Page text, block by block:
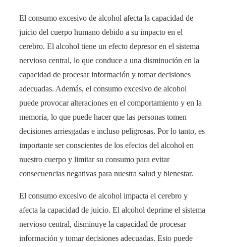
El consumo excesivo de alcohol afecta la capacidad de
juicio del cuerpo humano debido a su impacto en el
cerebro. El alcohol tiene un efecto depresor en el sistema
nervioso central, lo que conduce a una disminución en la
capacidad de procesar información y tomar decisiones
adecuadas. Además, el consumo excesivo de alcohol
puede provocar alteraciones en el comportamiento y en la
memoria, lo que puede hacer que las personas tomen
decisiones arriesgadas e incluso peligrosas. Por lo tanto, es
importante ser conscientes de los efectos del alcohol en
nuestro cuerpo y limitar su consumo para evitar
consecuencias negativas para nuestra salud y bienestar.
El consumo excesivo de alcohol impacta el cerebro y
afecta la capacidad de juicio. El alcohol deprime el sistema
nervioso central, disminuye la capacidad de procesar
información y tomar decisiones adecuadas. Esto puede